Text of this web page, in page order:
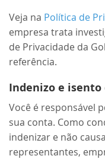
Veja na Política de
empresa trata
de Privacidade da
referência.
Indenizo e
Você é responsável
sua conta. Como
indenizar e não
representantes,